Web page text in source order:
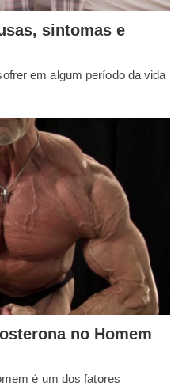
sintomas e
em algum período da vida
no Homem
é um dos fatores